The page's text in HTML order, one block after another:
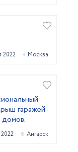
2022 Москва
гаражей
Ангарск